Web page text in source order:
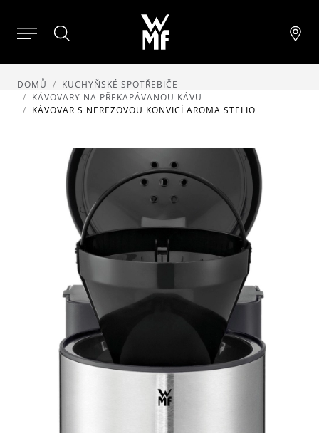
DOMŮ
KUCHYŇSKÉ SPOTŘEBIČE
KÁVOVARY NA PŘEKAPÁVANOU KÁVU
KÁVOVAR S NEREZOVOU KONVICÍ AROMA STELIO